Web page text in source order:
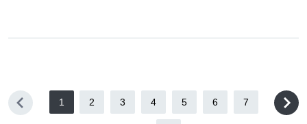
1 2 3 4 5 6 7